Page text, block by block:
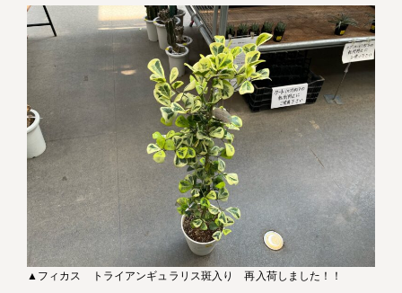
▲フィカス トライアンギュラリス斑入り 再入荷しました！！